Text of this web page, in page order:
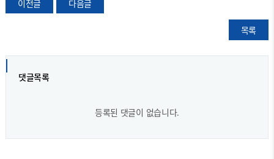
이전글 다음글
목록
댓글목록
등록된 댓글이 없습니다.